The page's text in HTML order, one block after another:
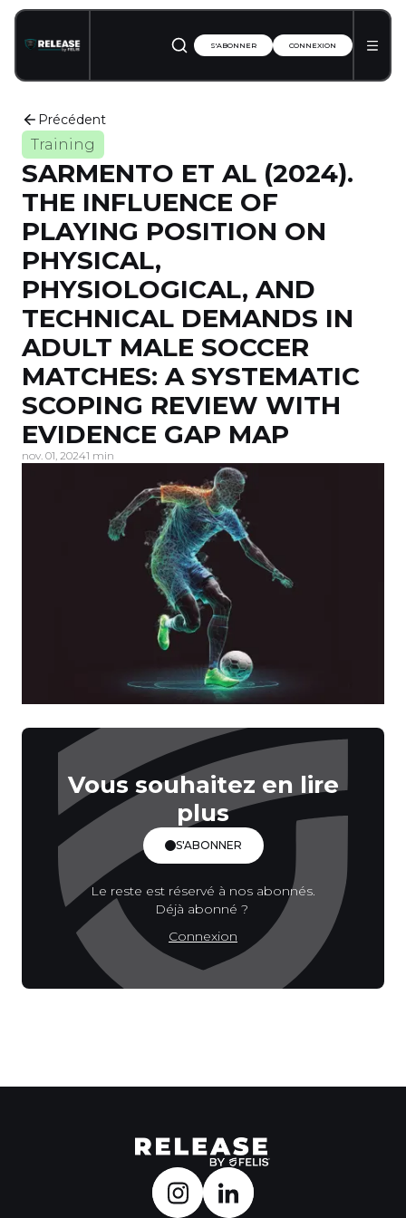
S'ABONNER CONNEXION
Précédent
Training
SARMENTO ET AL (2024).
THE INFLUENCE OF
PLAYING POSITION ON
PHYSICAL,
PHYSIOLOGICAL, AND
TECHNICAL DEMANDS IN
ADULT MALE SOCCER
MATCHES: A SYSTEMATIC
SCOPING REVIEW WITH
EVIDENCE GAP MAP
nov. 01, 20241 min
Vous souhaitez en lire
plus
S'ABONNER
Le reste est réservé à nos abonnés.
Déjà abonné ?
Connexion